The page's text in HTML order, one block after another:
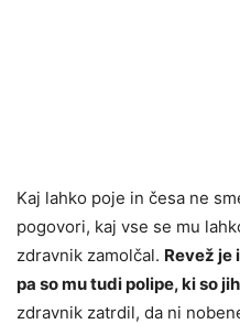
Kaj lahko poje in česa ne
pogovori, kaj vse se mu
zdravnik zamolčal. Revež je
pa so mu tudi polipe, ki so
zdravnik zatrdil, da ni